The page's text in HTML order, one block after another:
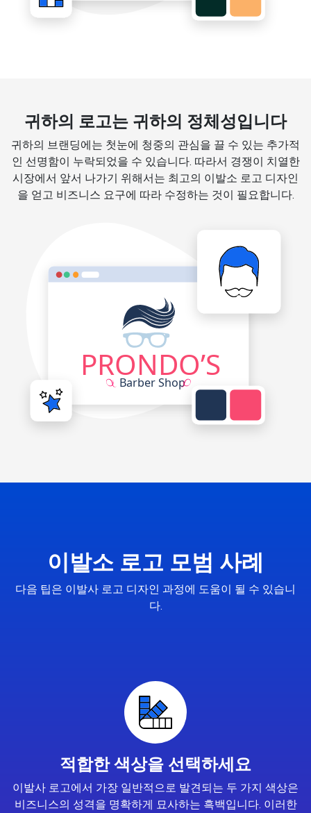
귀하의 로고는 귀하의 정체성입니다
귀하의 브랜딩에는 첫눈에 청중의 관심을 끌 수 있는 추가적
인 선명함이 누락되었을 수 있습니다. 따라서 경쟁이 치열한
시장에서 앞서 나가기 위해서는 최고의 이발소 로고 디자인
을 얻고 비즈니스 요구에 따라 수정하는 것이 필요합니다.
이발소 로고 모범 사례
다음 팁은 이발사 로고 디자인 과정에 도움이 될 수 있습니
다.
적합한 색상을 선택하세요
이발사 로고에서 가장 일반적으로 발견되는 두 가지 색상은
비즈니스의 성격을 명확하게 묘사하는 흑백입니다. 이러한